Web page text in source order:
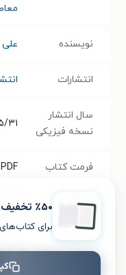
نویسنده
انتشارات
سال انتشار
نسخه فیزیکی
فرمت کتاب PDF
حجم فایل
کتاب
۱۱.۴۷
شابک
٪۵۰ تخفیف ویژۀ اولین خرید
برای